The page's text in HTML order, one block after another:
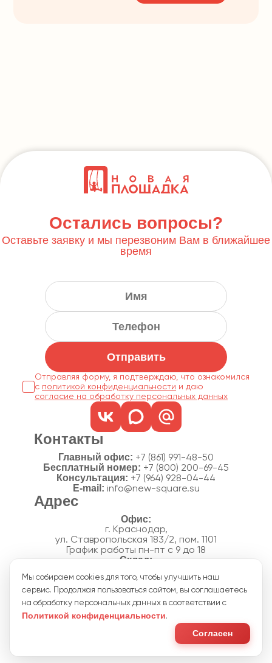
Остались вопросы?
Оставьте заявку и мы перезвоним Вам в ближайшее
время
Отправить
Отправляя форму, я подтверждаю, что ознакомился
с политикой конфиденциальности
согласие на обработку персональных данных
Контакты
Главный офис: +7 (861) 991-48-50
Бесплатный номер: +7 (800) 200-69-45
Консультация: +7 (964) 928-04-44
E-mail: info@new-square.su
Адрес
г. Краснодар,
ул. Ставропольская 183/2, пом. 1101
График работы пн-пт с 9 до 18
п. Новознаменский, ул.Производственная, 15
График работы склада пн-пт с 8 до 18
Акции
Политика конфиденциальности
Согласие на обработку персональных данных
Пользовательское соглашение
Мы собираем cookies для того, чтобы улучшить наш
сервис. Продолжая пользоваться сайтом, вы соглашаетесь
на обработку персональных данных в соответствии с
Политикой конфиденциальности.
Согласен